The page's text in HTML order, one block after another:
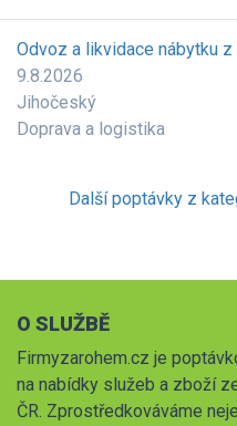
Odvoz a likvidace nábytku z
9.8.2026
Jihočeský
Doprava a logistika
Další poptávky z
O SLUŽBĚ
Firmyzarohem.cz je
na nabídky služeb a zboží
ČR. Zprostředkováváme